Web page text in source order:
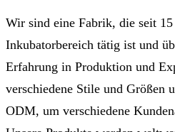
Wir sind eine Fabrik, die seit 15
Inkubatorbereich tätig ist und
Erfahrung in Produktion und
verschiedene Stile und Größen
ODM, um verschiedene